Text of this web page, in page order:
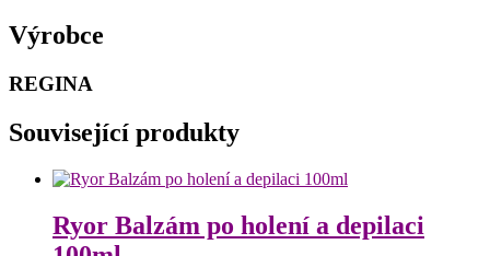
Výrobce
REGINA
Související produkty
Ryor Balzám po holení a depilaci